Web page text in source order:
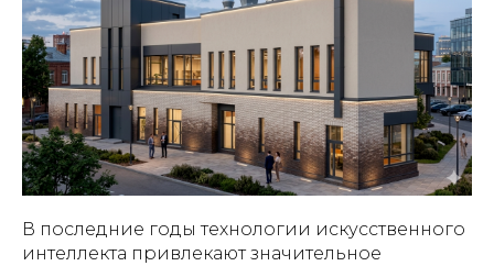
В последние годы технологии искусственного
интеллекта привлекают значительное